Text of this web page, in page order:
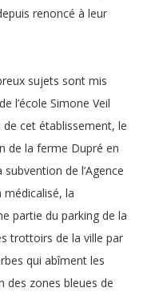
renoncé à leur
sujets sont mis
l’école Simone Veil
cet établissement, le
de la ferme Dupré en
de l’Agence
médicalisé, la
partie du parking de la
trottoirs de la ville par
qui abîment les
des zones bleues de